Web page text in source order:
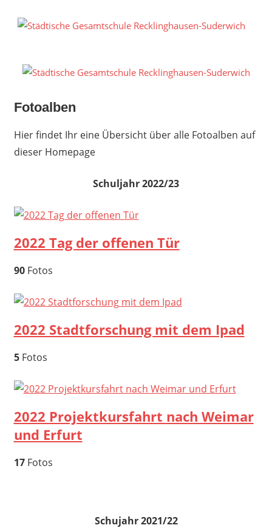
Inhalt
Fotoalben
Hier findet Ihr eine Übersicht über alle Fotoalben auf
dieser Homepage
Schuljahr 2022/23
2022 Tag der offenen Tür
90Fotos
2022 Stadtforschung mit dem Ipad
5Fotos
2022 Projektkursfahrt nach Weimar
und Erfurt
17Fotos
Schujahr 2021/22